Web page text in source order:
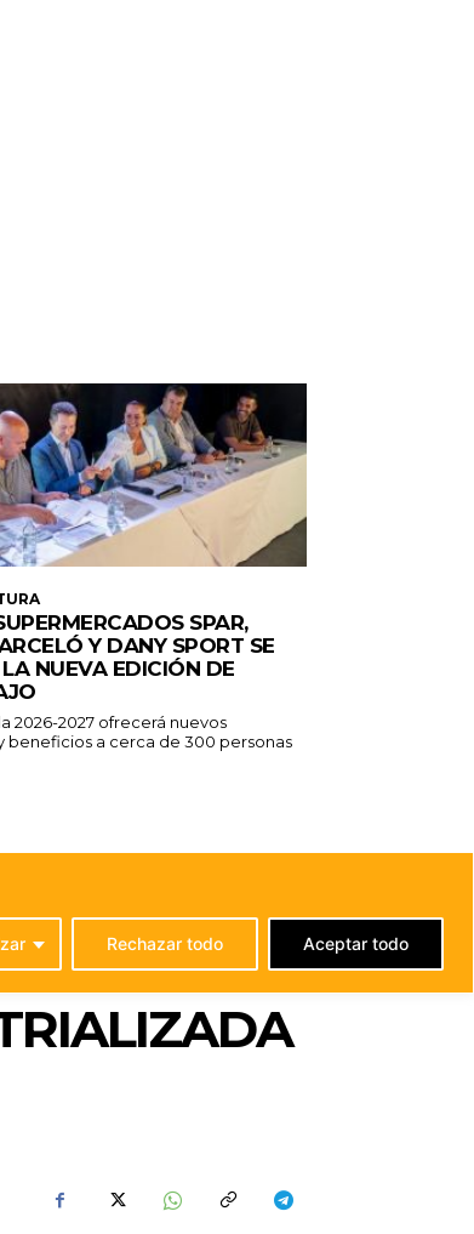
SPAR,
Y DANY SPORT SE
NUEVA EDICIÓN DE
2026-2027 ofrecerá nuevos
beneficios a cerca de 300 personas